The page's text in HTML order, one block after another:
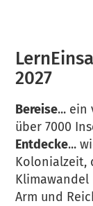
2027
Bereise... ein
über 7000
Entdecke...
Kolonialzeit,
Arm und